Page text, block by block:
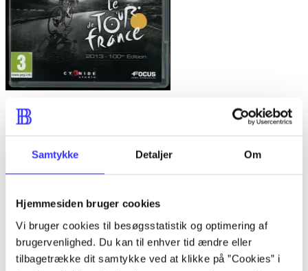
Samtykke Detaljer Om
Hjemmesiden bruger cookies
Vi bruger cookies til besøgsstatistik og optimering af
brugervenlighed. Du kan til enhver tid ændre eller
tilbagetrække dit samtykke ved at klikke på ”Cookies” i
Le Tour de France 2013 : 100th edition